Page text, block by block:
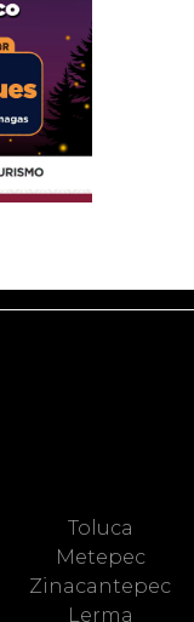
Toluca
Metepec
Zinacantepec
Lerma